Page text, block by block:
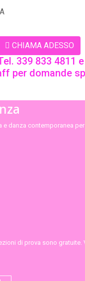
CHIAMA ADESSO
339 833 4811
per domande
e danza contemporanea
di prova sono gratuite.